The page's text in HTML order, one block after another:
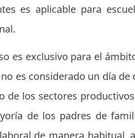
es aplicable para
es exclusivo para el
es considerado un día
de los sectores
de los padres de
de manera habitual,